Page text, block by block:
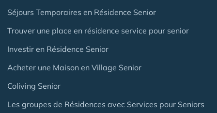
Séjours Temporaires en Résidence Senior
Trouver une place en résidence service pour senior
Investir en Résidence Senior
Acheter une Maison en Village Senior
Coliving Senior
Les groupes de Résidences avec Services pour Seniors